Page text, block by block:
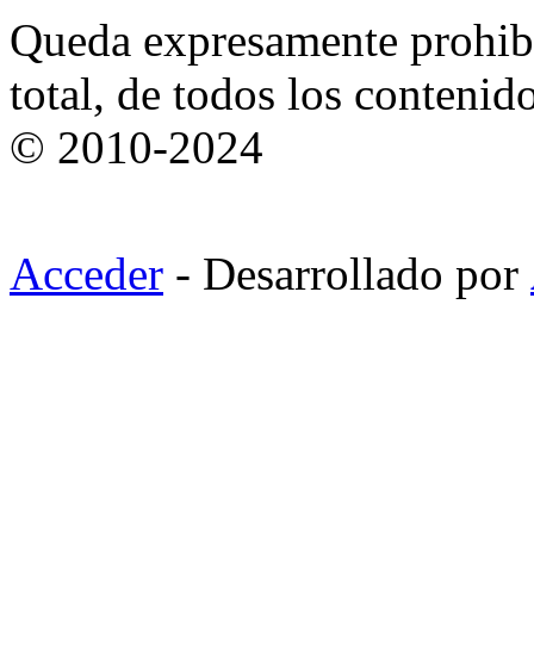
Queda expresamente
total, de todos los
© 2010-2024
Acceder - Desarrollado por